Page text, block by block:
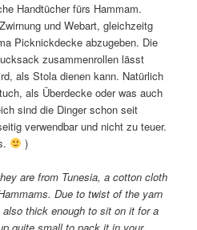
Handtücher fürs Hammam.
und Webart, gleichzeitg
Picknickdecke abzugeben. Die
zusammenrollen lässt
als Stola dienen kann. Natürlich
als Überdecke oder was auch
sind die Dinger schon seit
verwendbar und nicht zu teuer.
)
are from Tunesia, a cotton cloth
Due to twist of the yarn
thick enough to sit on it for a